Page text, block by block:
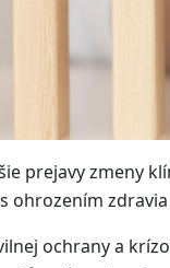
prejavy zmeny
ohrozením
ochrany a